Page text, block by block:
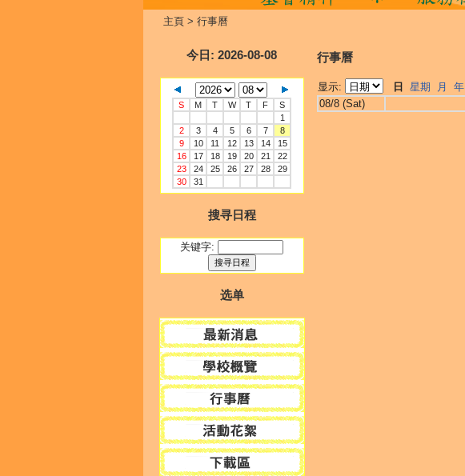
主頁> 行事曆
今日 : 2026-08-08
S M T W T F
S
1
2
3 4 5 6 7
8
9
10 11 12 13 14
15
16
17 18 19 20 21
22
23
24 25 26 27 28
29
30
31
搜寻日程
关键字:
选单
行事曆
显示: 日 星期 月 年
08/8 (Sat)